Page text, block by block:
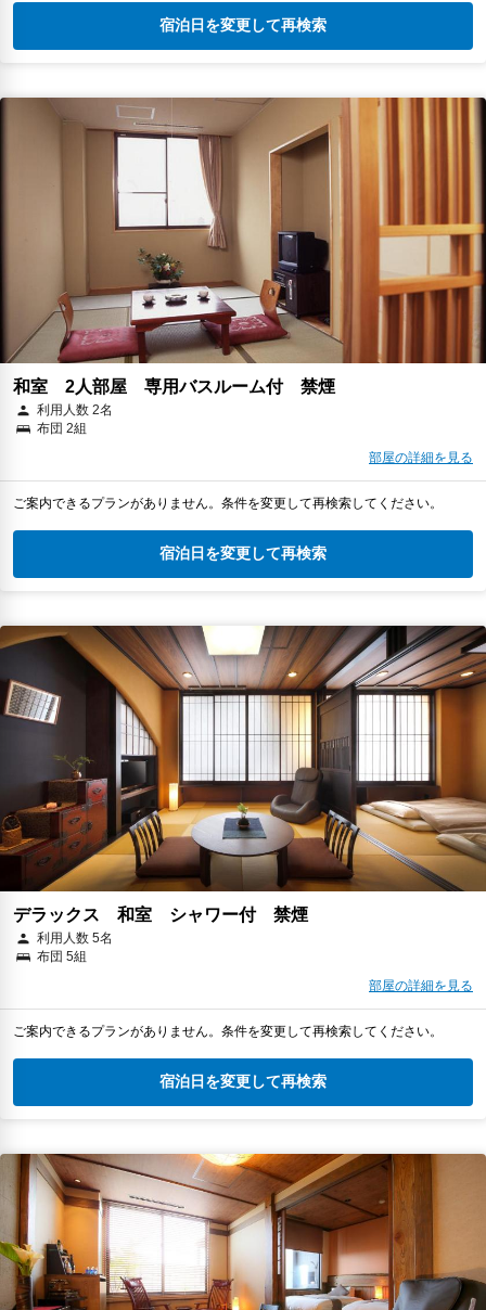
宿泊日を変更して再検索
和室 2人部屋 専用バスルーム付 禁煙
利用人数 2名
布団 2組
部屋の詳細を見る
ご案内できるプランがありません。条件を変更して再検索してください。
宿泊日を変更して再検索
デラックス 和室 シャワー付 禁煙
利用人数 5名
布団 5組
部屋の詳細を見る
ご案内できるプランがありません。条件を変更して再検索してください。
宿泊日を変更して再検索